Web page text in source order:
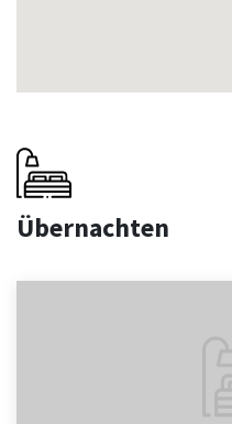
Übernachten